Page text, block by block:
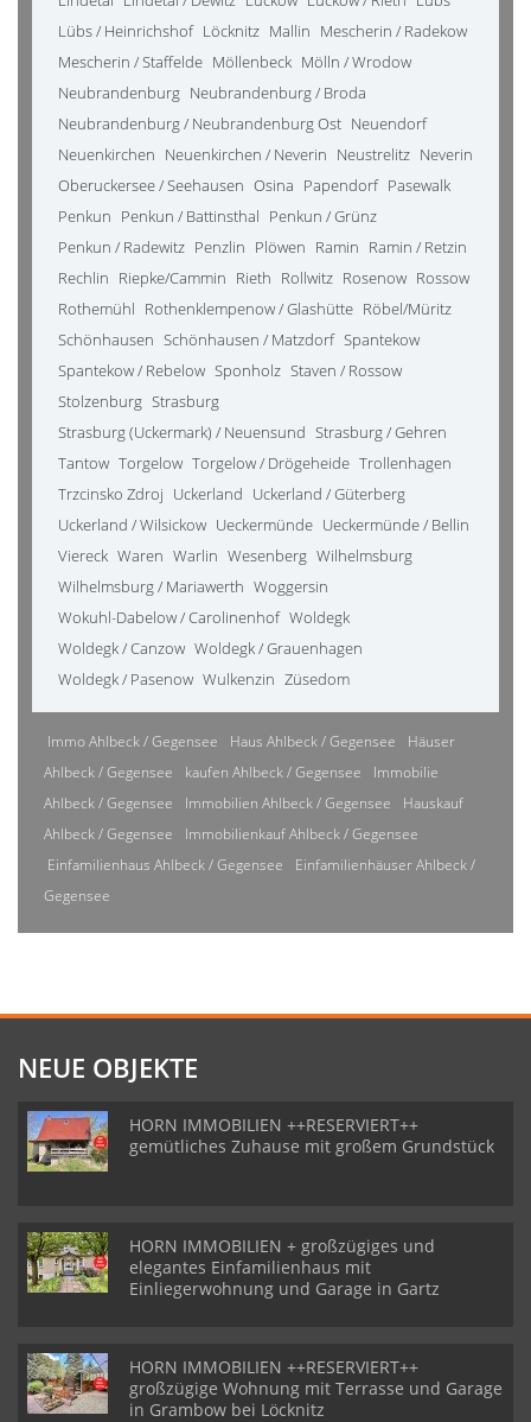
Lübs / Heinrichshof Löcknitz Mallin Mescherin / Radekow
Mescherin / Staffelde Möllenbeck Mölln / Wrodow
Neubrandenburg Neubrandenburg / Broda
Neubrandenburg / Neubrandenburg Ost Neuendorf
Neuenkirchen Neuenkirchen / Neverin Neustrelitz Neverin
Oberuckersee / Seehausen Osina Papendorf Pasewalk
Penkun Penkun / Battinsthal Penkun / Grünz
Penkun / Radewitz Penzlin Plöwen Ramin Ramin / Retzin
Rechlin Riepke/Cammin Rieth Rollwitz Rosenow Rossow
Rothemühl Rothenklempenow / Glashütte Röbel/Müritz
Schönhausen Schönhausen / Matzdorf Spantekow
Spantekow / Rebelow Sponholz Staven / Rossow
Stolzenburg Strasburg
Strasburg (Uckermark) / Neuensund Strasburg / Gehren
Tantow Torgelow Torgelow / Drögeheide Trollenhagen
Trzcinsko Zdroj Uckerland Uckerland / Güterberg
Uckerland / Wilsickow Ueckermünde Ueckermünde / Bellin
Viereck Waren Warlin Wesenberg Wilhelmsburg
Wilhelmsburg / Mariawerth Woggersin
Wokuhl-Dabelow / Carolinenhof Woldegk
Woldegk / Canzow Woldegk / Grauenhagen
Woldegk / Pasenow Wulkenzin Züsedom
Immo Ahlbeck / Gegensee Haus Ahlbeck / Gegensee
Häuser
Ahlbeck / Gegensee
kaufen Ahlbeck / Gegensee
Immobilie
Ahlbeck / Gegensee
Immobilien Ahlbeck / Gegensee
Hauskauf
Ahlbeck / Gegensee
Immobilienkauf Ahlbeck / Gegensee
Einfamilienhaus Ahlbeck / Gegensee
Einfamilienhäuser Ahlbeck /
Gegensee
NEUE OBJEKTE
HORN IMMOBILIEN ++RESERVIERT++
gemütliches Zuhause mit großem Grundstück
HORN IMMOBILIEN + großzügiges und
elegantes Einfamilienhaus mit
Einliegerwohnung und Garage in Gartz
HORN IMMOBILIEN ++RESERVIERT++
großzügige Wohnung mit Terrasse und Garage
in Grambow bei Löcknitz